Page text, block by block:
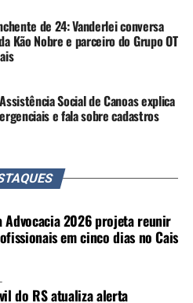
de 24: Vanderlei conversa
Kão Nobre e parceiro do Grupo OT
Social de Canoas explica
e fala sobre cadastros
Advocacia 2026 projeta reunir
em cinco dias no Cais
do RS atualiza alerta